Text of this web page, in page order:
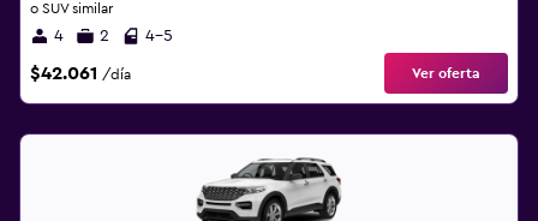
o SUV similar
4 2 4-5
$42.061 /día Ver oferta